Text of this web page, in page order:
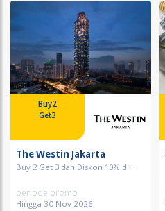
Buy2
Get3
The Westin Jakarta
Buy 2 Get 3 dan Diskon 10% di...
periode promo
Hingga 30 Nov 2026